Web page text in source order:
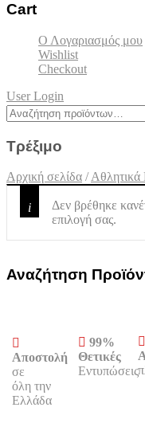
Cart
Ο Λογαριασμός μου
Wishlist
Checkout
User Login
Αναζήτηση
Τρέξιμο
Αρχική σελίδα /Αθλητικά
Δεν βρέθηκε
επιλογή σας.
Αναζήτηση
Αποστολή
σε
όλη την
Ελλάδα
99%
Θετικές
Εντυπώσεις